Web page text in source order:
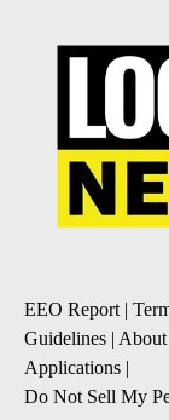
EEO Report|
Guidelines |
Applications |
Do Not Sell My